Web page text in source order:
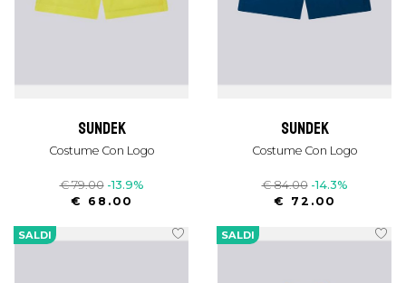
sundek
Costume Con Logo
€ 79.00 -13.9%
€ 68.00
sundek
Costume Con Logo
€ 84.00 -14.3%
€ 72.00
SALDI SALDI